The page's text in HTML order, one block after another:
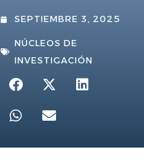
SEPTIEMBRE 3, 2025
NÚCLEOS DE
INVESTIGACIÓN